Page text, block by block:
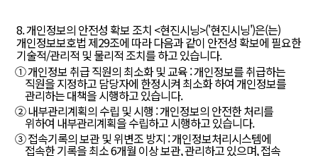
8. 개인정보의 안전성 확보 조치 <현진시닝>('현진시닝')은(는)
개인정보보호법 제29조에 따라 다음과 같이 안전성 확보에 필요한
기술적/관리적 및 물리적 조치를 하고 있습니다.
① 개인정보 취급 직원의 최소화 및 교육 : 개인정보를 취급하는
직원을 지정하고 담당자에 한정시켜 최소화 하여 개인정보를
관리하는 대책을 시행하고 있습니다.
② 내부관리계획의 수립 및 시행 : 개인정보의 안전한 처리를
위하여 내부관리계획을 수립하고 시행하고 있습니다.
③ 접속기록의 보관 및 위변조 방지 : 개인정보처리시스템에
접속한 기록을 최소 6개월 이상 보관, 관리하고 있으며, 접속